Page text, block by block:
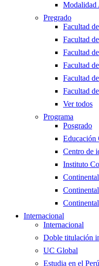
Modalidad
Pregrado
Facultad
Facultad
Facultad
Facultad
Facultad
Facultad
Ver todos
Programa
Posgrado
Educación
Centro de
Instituto
Internacional
Internacional
Doble titulación
UC Global
Estudia en el Perú